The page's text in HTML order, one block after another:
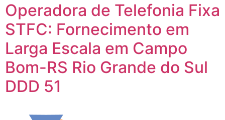
Operadora de Telefonia Fixa
STFC: Fornecimento em
Larga Escala em Campo
Bom-RS Rio Grande do Sul
DDD 51